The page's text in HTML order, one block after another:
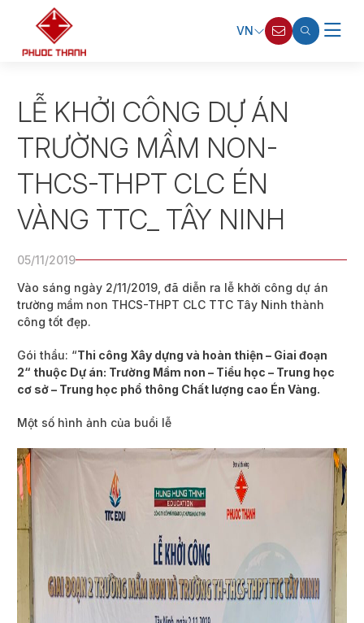
VN
LỄ KHỞI CÔNG DỰ ÁN
TRƯỜNG MẦM NON-
THCS-THPT CLC ÉN
VÀNG TTC_ TÂY NINH
05/11/2019
Vào sáng ngày 2/11/2019, đã diễn ra lễ khởi công dự án
trường mầm non THCS-THPT CLC TTC Tây Ninh thành
công tốt đẹp.
Gói thầu: “Thi công Xây dựng và hoàn thiện – Giai đoạn
2“ thuộc Dự án: Trường Mầm non – Tiểu học – Trung học
cơ sở – Trung học phổ thông Chất lượng cao Én Vàng.
Một số hình ảnh của buổi lễ